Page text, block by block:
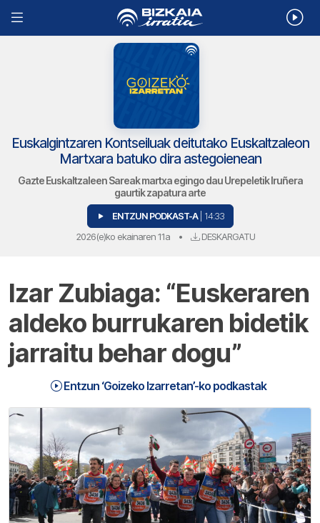
Euskalgintzaren Kontseiluak deitutako Euskaltzaleon
Martxara batuko dira astegoienean
Gazte Euskaltzaleen Sareak martxa egingo dau Urepeletik Iruñera
gaurtik zapatura arte
ENTZUN PODKAST-A | 14:33
2026(e)ko ekainaren 11a • DESKARGATU
Izar Zubiaga: “Euskeraren
aldeko burrukaren bidetik
jarraitu behar dogu”
Entzun ‘Goizeko Izarretan’-ko podkastak